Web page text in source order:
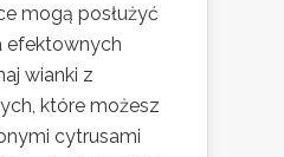
mogą posłużyć
efektownych
wianki z
które możesz
cytrusami